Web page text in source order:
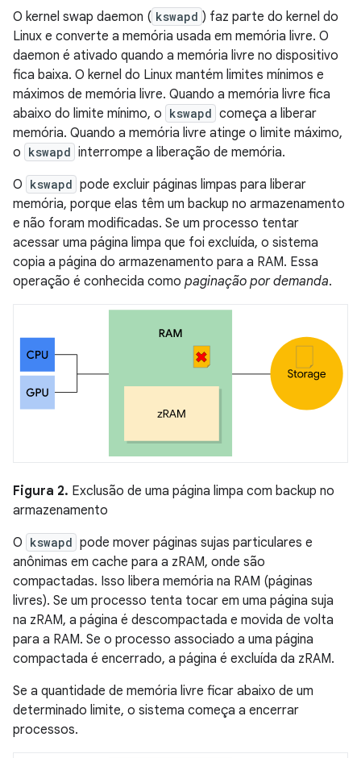
O kernel swap daemon ( kswapd ) faz parte do kernel do
Linux e converte a memória usada em memória livre. O
daemon é ativado quando a memória livre no dispositivo
fica baixa. O kernel do Linux mantém limites mínimos e
máximos de memória livre. Quando a memória livre fica
abaixo do limite mínimo, o kswapd começa a liberar
memória. Quando a memória livre atinge o limite máximo,
o kswapd interrompe a liberação de memória.
O kswapd pode excluir páginas limpas para liberar
memória, porque elas têm um backup no armazenamento
e não foram modificadas. Se um processo tentar
acessar uma página limpa que foi excluída, o sistema
copia a página do armazenamento para a RAM. Essa
operação é conhecida como paginação por demanda.
Figura 2. Exclusão de uma página limpa com backup no
armazenamento
O kswapd pode mover páginas sujas particulares e
anônimas em cache para a zRAM, onde são
compactadas. Isso libera memória na RAM (páginas
livres). Se um processo tenta tocar em uma página suja
na zRAM, a página é descompactada e movida de volta
para a RAM. Se o processo associado a uma página
compactada é encerrado, a página é excluída da zRAM.
Se a quantidade de memória livre ficar abaixo de um
determinado limite, o sistema começa a encerrar
processos.